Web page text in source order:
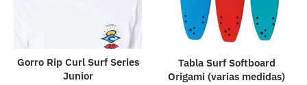
Gorro Rip Curl Surf Series
Junior
Tabla Surf Softboard
Origami (varias medidas)